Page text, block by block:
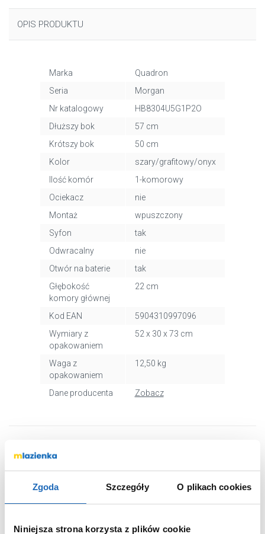
Zgoda Szczegóły O plikach cookies
Niniejsza strona korzysta z plików cookie
OPIS PRODUKTU
Marka
Quadron
Seria
Morgan
Nr katalogowy
HB8304U5G1P2O
Dłuższy bok
57 cm
Krótszy bok
50 cm
Kolor
szary/grafitowy/onyx
Ilość komór
1-komorowy
Ociekacz
nie
Montaż
wpuszczony
Syfon
tak
Odwracalny
nie
Otwór na baterie
tak
Głębokość
komory głównej
22 cm
Kod EAN
5904310997096
Wymiary z
opakowaniem
52 x 30 x 73 cm
Waga z
opakowaniem
12,50 kg
Dane producenta Zobacz